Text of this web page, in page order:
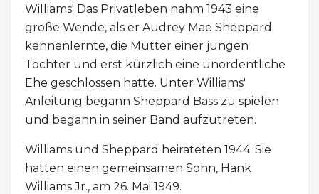
Williams' Das Privatleben nahm 1943 eine
große Wende, als er Audrey Mae Sheppard
kennenlernte, die Mutter einer jungen
Tochter und erst kürzlich eine unordentliche
Ehe geschlossen hatte. Unter Williams'
Anleitung begann Sheppard Bass zu spielen
und begann in seiner Band aufzutreten.
Williams und Sheppard heirateten 1944. Sie
hatten einen gemeinsamen Sohn, Hank
Williams Jr., am 26. Mai 1949.